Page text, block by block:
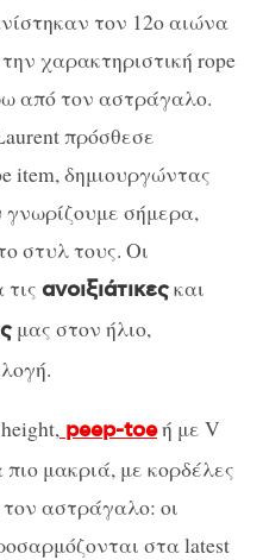
τον 12ο αιώνα
χαρακτηριστική rope
από τον αστράγαλο.
πρόσθεσε
item, δημιουργώντας
γνωρίζουμε σήμερα,
στυλ τους. Οι
τις ανοιξιάτικεςκαι
μας στον ήλιο,
peep-toeή με V
πιο μακριά, με κορδέλες
αστράγαλο: οι
στα latest